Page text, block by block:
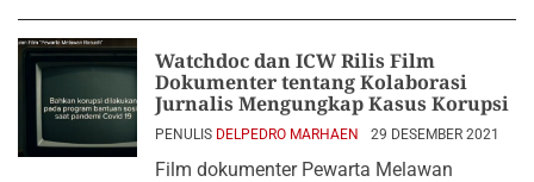
Watchdoc dan ICW Rilis Film
Dokumenter tentang Kolaborasi
Jurnalis Mengungkap Kasus Korupsi
PENULIS DELPEDRO MARHAEN 29 DESEMBER 2021
Film dokumenter Pewarta Melawan